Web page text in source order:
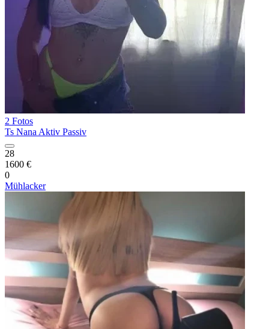
2 Fotos
Ts Nana Aktiv Passiv
28
1600 €
0
Mühlacker